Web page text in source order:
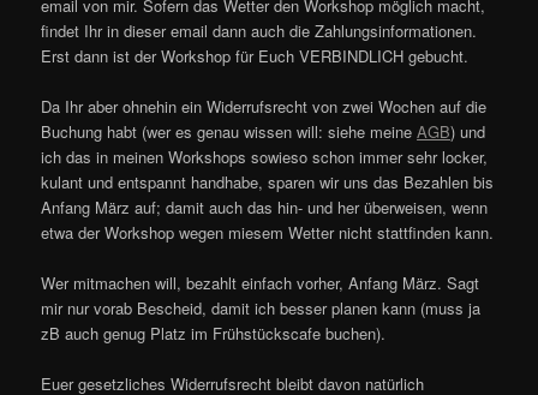
email von mir. Sofern das Wetter den Workshop möglich macht,
findet Ihr in dieser email dann auch die Zahlungsinformationen.
Erst dann ist der Workshop für Euch VERBINDLICH gebucht.
Da Ihr aber ohnehin ein Widerrufsrecht von zwei Wochen auf die
Buchung habt (wer es genau wissen will: siehe meineAGB) und
ich das in meinen Workshops sowieso schon immer sehr locker,
kulant und entspannt handhabe, sparen wir uns das Bezahlen bis
Anfang März auf; damit auch das hin- und her überweisen, wenn
etwa der Workshop wegen miesem Wetter nicht stattfinden kann.
Wer mitmachen will, bezahlt einfach vorher, Anfang März. Sagt
mir nur vorab Bescheid, damit ich besser planen kann (muss ja
zB auch genug Platz im Frühstückscafe buchen).
Euer gesetzliches Widerrufsrecht bleibt davon natürlich